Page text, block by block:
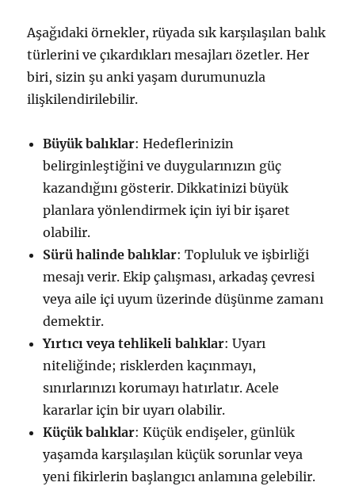
Aşağıdaki örnekler, rüyada sık karşılaşılan balık
türlerini ve çıkardıkları mesajları özetler. Her
biri, sizin şu anki yaşam durumunuzla
ilişkilendirilebilir.
Büyük balıklar: Hedeflerinizin
belirginleştiğini ve duygularınızın güç
kazandığını gösterir. Dikkatinizi büyük
planlara yönlendirmek için iyi bir işaret
olabilir.
Sürü halinde balıklar: Topluluk ve işbirliği
mesajı verir. Ekip çalışması, arkadaş çevresi
veya aile içi uyum üzerinde düşünme zamanı
demektir.
Yırtıcı veya tehlikeli balıklar: Uyarı
niteliğinde; risklerden kaçınmayı,
sınırlarınızı korumayı hatırlatır. Acele
kararlar için bir uyarı olabilir.
Küçük balıklar: Küçük endişeler, günlük
yaşamda karşılaşılan küçük sorunlar veya
yeni fikirlerin başlangıcı anlamına gelebilir.